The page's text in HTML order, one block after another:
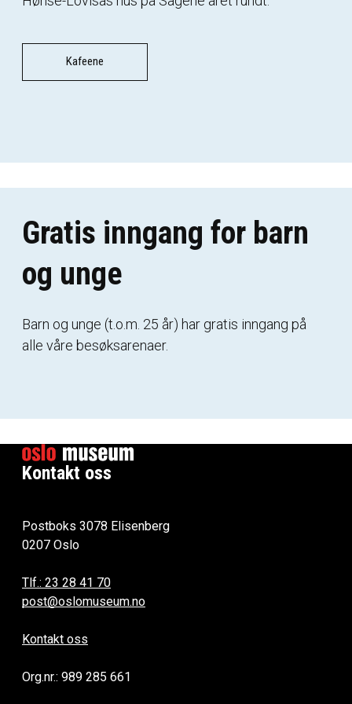
Kafeene
Gratis inngang for barn
og unge
Barn og unge (t.o.m. 25 år) har gratis inngang på
alle våre besøksarenaer.
Kontakt oss
Postboks 3078 Elisenberg
0207 Oslo
Tlf.: 23 28 41 70
post@oslomuseum.no
Kontakt oss
Org.nr.: 989 285 661